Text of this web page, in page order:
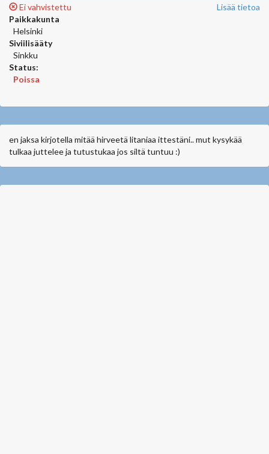
Lisää tietoa
Ei vahvistettu
Paikkakunta
Helsinki
Siviilisääty
Sinkku
Status:
Poissa
en jaksa kirjotella mitää hirveetä litaniaa ittestäni.. mut kysykää
tulkaa juttelee ja tutustukaa jos siltä tuntuu :)